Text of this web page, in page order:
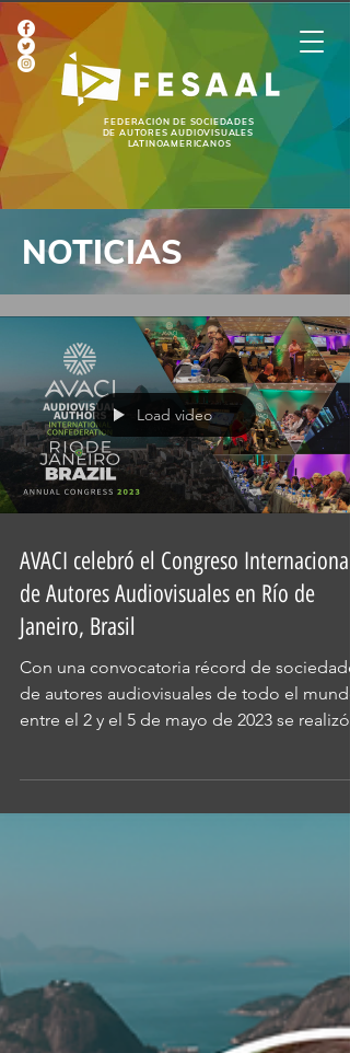
FEDERACIÓN DE SOCIEDADES
DE AUTORES AUDIOVISUALES
LATINOAMERICANOS
NOTICIAS
Load video
AVACI celebró el Congreso Internacional
de Autores Audiovisuales en Río de
Janeiro, Brasil
Con una convocatoria récord de
de autores audiovisuales de todo el
entre el 2 y el 5 de mayo de 2023 se realizó,